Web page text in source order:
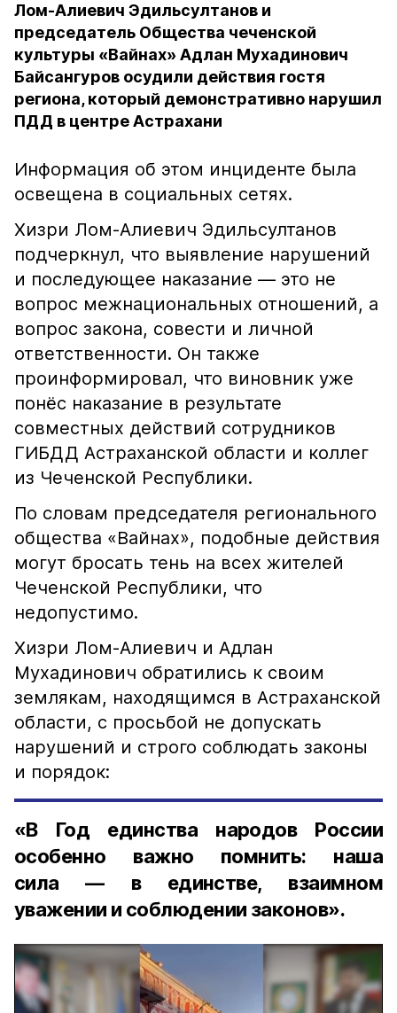
Лом-Алиевич Эдильсултанов и
председатель Общества чеченской
культуры «Вайнах» Адлан Мухадинович
Байсангуров осудили действия гостя
региона, который демонстративно нарушил
ПДД в центре Астрахани
Информация об этом инциденте была
освещена в социальных сетях.
Хизри Лом-Алиевич Эдильсултанов
подчеркнул, что выявление нарушений
и последующее наказание — это не
вопрос межнациональных отношений, а
вопрос закона, совести и личной
ответственности. Он также
проинформировал, что виновник уже
понёс наказание в результате
совместных действий сотрудников
ГИБДД Астраханской области и коллег
из Чеченской Республики.
По словам председателя регионального
общества «Вайнах», подобные действия
могут бросать тень на всех жителей
Чеченской Республики, что
недопустимо.
Хизри Лом-Алиевич и Адлан
Мухадинович обратились к своим
землякам, находящимся в Астраханской
области, с просьбой не допускать
нарушений и строго соблюдать законы
и порядок:
«В Год единства народов России
особенно важно помнить: наша
сила — в единстве, взаимном
уважении и соблюдении законов».